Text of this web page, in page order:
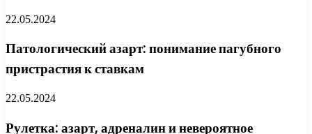
22.05.2024
Патологический азарт: понимание пагубного
пристрастия к ставкам
22.05.2024
Рулетка: азарт, адреналин и невероятное